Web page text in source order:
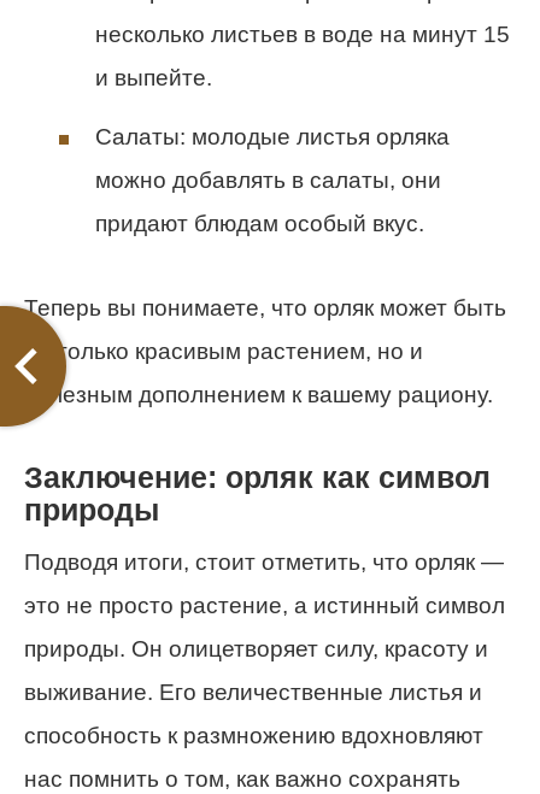
несколько листьев в воде на минут 15
и выпейте.
Салаты: молодые листья орляка
можно добавлять в салаты, они
придают блюдам особый вкус.
Теперь вы понимаете, что орляк может быть
не только красивым растением, но и
полезным дополнением к вашему рациону.
Заключение: орляк как символ
природы
Подводя итоги, стоит отметить, что орляк —
это не просто растение, а истинный символ
природы. Он олицетворяет силу, красоту и
выживание. Его величественные листья и
способность к размножению вдохновляют
нас помнить о том, как важно сохранять